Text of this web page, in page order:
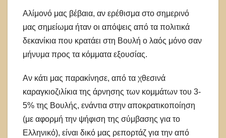
Αλίμονό μας βέβαια, αν ερέθισμα στο σημερινό
μας σημείωμα ήταν οι απόψεις από τα πολιτικά
δεκανίκια που κρατάει στη Βουλή ο λαός μόνο σαν
μήνυμα προς τα κόμματα εξουσίας.
Αν κάτι μας παρακίνησε, από τα χθεσινά
καραγκιοζιλίκια της άρνησης των κομμάτων του 3-
5% της Βουλής, ενάντια στην αποκρατικοποίηση
(με αφορμή την ψήφιση της σύμβασης για το
Ελληνικό), είναι δικό μας ρεπορτάζ για την από